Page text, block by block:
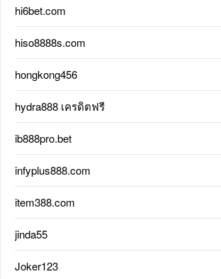
hi6bet.com
hiso8888s.com
hongkong456
hydra888 เครดิตฟรี
ib888pro.bet
infyplus888.com
item388.com
jinda55
Joker123